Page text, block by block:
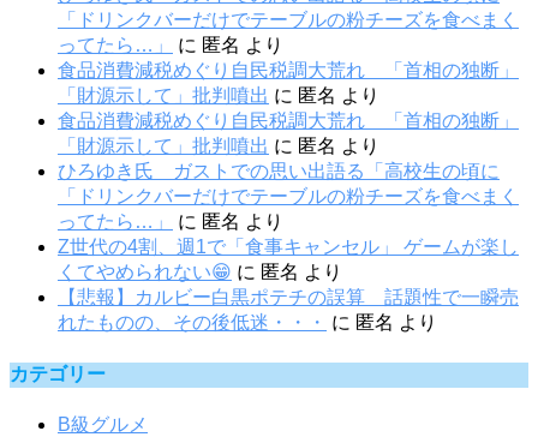
「ドリンクバーだけでテーブルの粉チーズを食べまく
ってたら…」
に 匿名 より
食品消費減税めぐり自民税調大荒れ 「首相の独断」
「財源示して」批判噴出 に 匿名 より
食品消費減税めぐり自民税調大荒れ 「首相の独断」
「財源示して」批判噴出 に 匿名 より
ひろゆき氏 ガストでの思い出語る「高校生の頃に
「ドリンクバーだけでテーブルの粉チーズを食べまく
ってたら…」
に 匿名 より
Z世代の4割、週1で「食事キャンセル」 ゲームが楽し
くてやめられない😁 に 匿名 より
【悲報】カルビー白黒ポテチの誤算 話題性で一瞬売
れたものの、その後低迷・・・
に 匿名 より
カテゴリー
B級グルメ